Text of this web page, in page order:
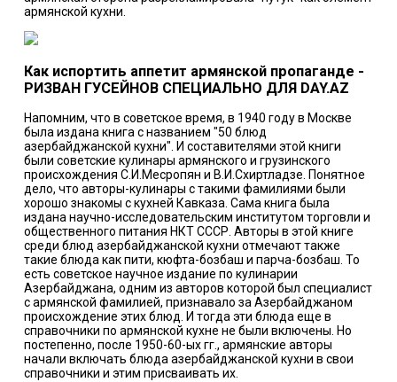
армянской кухни.
Как испортить аппетит армянской пропаганде -
РИЗВАН ГУСЕЙНОВ СПЕЦИАЛЬНО ДЛЯ DAY.AZ
Напомним, что в советское время, в 1940 году в Москве
была издана книга с названием "50 блюд
азербайджанской кухни". И составителями этой книги
были советские кулинары армянского и грузинского
происхождения С.И.Месропян и В.И.Схиртладзе. Понятное
дело, что авторы-кулинары с такими фамилиями были
хорошо знакомы с кухней Кавказа. Сама книга была
издана научно-исследовательским институтом торговли и
общественного питания НКТ СССР. Авторы в этой книге
среди блюд азербайджанской кухни отмечают также
такие блюда как пити, кюфта-бозбаш и парча-бозбаш. То
есть советское научное издание по кулинарии
Азербайджана, одним из авторов которой был специалист
с армянской фамилией, признавало за Азербайджаном
происхождение этих блюд. И тогда эти блюда еще в
справочники по армянской кухне не были включены. Но
постепенно, после 1950-60-ых гг., армянские авторы
начали включать блюда азербайджанской кухни в свои
справочники и этим присваивать их.